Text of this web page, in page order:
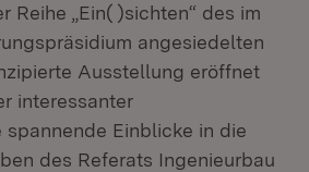
Reihe „Ein( )sichten“ des im
angesiedelten
Ausstellung eröffnet
interessanter
spannende Einblicke in die
des Referats Ingenieurbau